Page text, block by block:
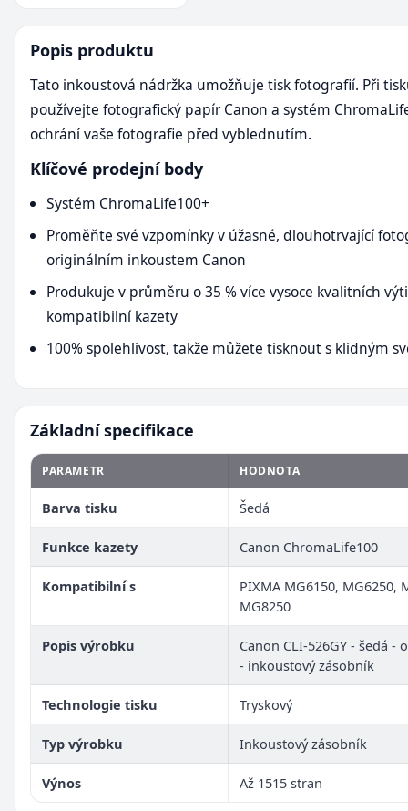
Popis produktu
Tato inkoustová nádržka umožňuje tisk fotografií. Při
používejte fotografický papír Canon a systém
ochrání vaše fotografie před vyblednutím.
Klíčové prodejní body
Systém ChromaLife100+
Proměňte své vzpomínky v úžasné, dlouhotrvající
originálním inkoustem Canon
Produkuje v průměru o 35 % více vysoce kvalitních
kompatibilní kazety
100% spolehlivost, takže můžete tisknout s klidným
Základní specifikace
PARAMETR HODNOTA
Barva tisku Šedá
Funkce kazety Canon ChromaLife100
Kompatibilní s
PIXMA MG6150, MG6250,
MG8250
Popis výrobku
Canon CLI-526GY - šedá -
- inkoustový zásobník
Technologie tisku Tryskový
Typ výrobku Inkoustový zásobník
Výnos Až 1515 stran